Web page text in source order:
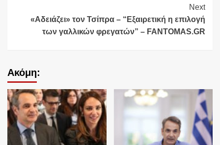
Next
«Αδειάζει» τον Τσίπρα – “Εξαιρετική η επιλογή
των γαλλικών φρεγατών” – FANTOMAS.GR
Ακόμη: